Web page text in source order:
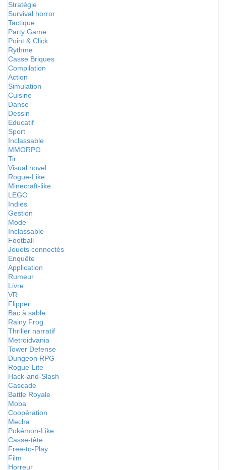
Stratégie
Survival horror
Tactique
Party Game
Point & Click
Rythme
Casse Briques
Compilation
Action
Simulation
Cuisine
Danse
Dessin
Educatif
Sport
Inclassable
MMORPG
Tir
Visual novel
Rogue-Like
Minecraft-like
LEGO
Indies
Gestion
Mode
Inclassable
Football
Jouets connectés
Enquête
Application
Rumeur
Livre
VR
Flipper
Bac à sable
Rainy Frog
Thriller narratif
Metroidvania
Tower Defense
Dungeon RPG
Rogue-Lite
Hack-and-Slash
Cascade
Battle Royale
Moba
Coopération
Mecha
Pokémon-Like
Casse-tête
Free-to-Play
Film
Horreur